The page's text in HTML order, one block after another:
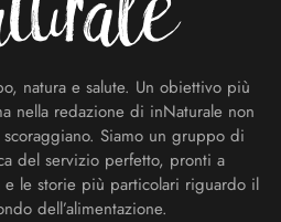
natura e salute. Un obiettivo più
nella redazione di inNaturale non
Siamo un gruppo di
del servizio perfetto, pronti a
e le storie più particolari riguardo il
dell’alimentazione.